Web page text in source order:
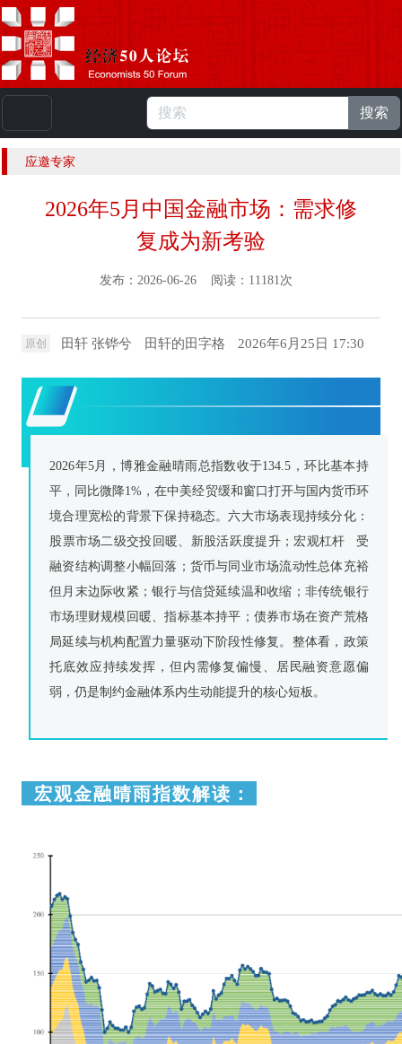
人 |English
搜索
应邀专家
2026年5月中国金融市场：需求修
复成为新考验
发布：2026-06-26 阅读：11181次
原创 田轩 张铧兮 田轩的田字格 2026年6月25日 17:30
导读
2026年5月，博雅金融晴雨总指数收于134.5，环比基本持
平，同比微降1%，在中美经贸缓和窗口打开与国内货币环
境合理宽松的背景下保持稳态。六大市场表现持续分化：
股票市场二级交投回暖、新股活跃度提升； 宏观杠杆
受
融资结构调整小幅回落；货币与同业市场流动性总体充裕
但月末边际收紧；银行与信贷延续温和收缩；非传统银行
市场理财规模回暖、指标基本持平；债券市场在资产荒格
局延续与机构配置力量驱动下阶段性修复。整体看，政策
托底效应持续发挥，但内需修复偏慢、居民融资意愿偏
弱，仍是制约金融体系内生动能提升的核心短板。
宏观金融晴雨指数解读：